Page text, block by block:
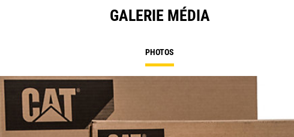
GALERIE MÉDIA
PHOTOS